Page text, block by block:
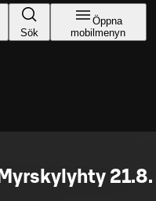
Sök
Öppna
mobilmenyn
21.8.